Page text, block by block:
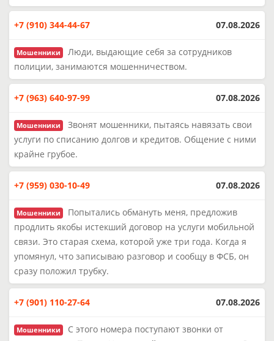
+7 (910) 344-44-67 07.08.2026
Мошенники
Люди, выдающие себя за сотрудников
полиции, занимаются мошенничеством.
+7 (963) 640-97-99 07.08.2026
Мошенники
Звонят мошенники, пытаясь навязать свои
услуги по списанию долгов и кредитов. Общение с ними
крайне грубое.
+7 (959) 030-10-49 07.08.2026
Мошенники
Попытались обмануть меня, предложив
продлить якобы истекший договор на услуги мобильной
связи. Это старая схема, которой уже три года. Когда я
упомянул, что записываю разговор и сообщу в ФСБ, он
сразу положил трубку.
+7 (901) 110-27-64 07.08.2026
Мошенники
С этого номера поступают звонки от